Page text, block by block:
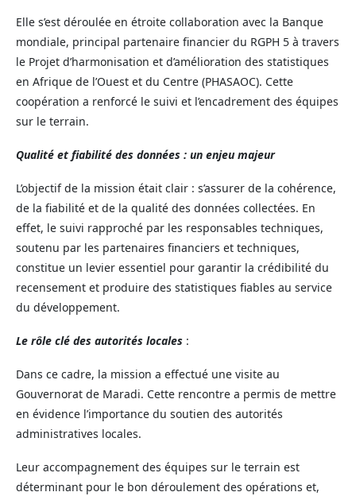
Elle s’est déroulée en étroite collaboration avec la Banque
mondiale, principal partenaire financier du RGPH 5 à travers
le Projet d’harmonisation et d’amélioration des statistiques
en Afrique de l’Ouest et du Centre (PHASAOC). Cette
coopération a renforcé le suivi et l’encadrement des équipes
sur le terrain.
Qualité et fiabilité des données : un enjeu majeur
L’objectif de la mission était clair : s’assurer de la cohérence,
de la fiabilité et de la qualité des données collectées. En
effet, le suivi rapproché par les responsables techniques,
soutenu par les partenaires financiers et techniques,
constitue un levier essentiel pour garantir la crédibilité du
recensement et produire des statistiques fiables au service
du développement.
Le rôle clé des autorités locales :
Dans ce cadre, la mission a effectué une visite au
Gouvernorat de Maradi. Cette rencontre a permis de mettre
en évidence l’importance du soutien des autorités
administratives locales.
Leur accompagnement des équipes sur le terrain est
déterminant pour le bon déroulement des opérations et,